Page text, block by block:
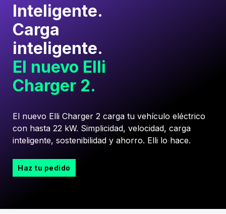
Inteligente.
Carga
inteligente.
El nuevo Elli
Charger 2.
El nuevo Elli Charger 2 carga tu vehículo eléctrico
con hasta 22 kW. Simplicidad, velocidad, carga
inteligente, sostenibilidad y ahorro. Elli lo hace.
Haz tu pedido